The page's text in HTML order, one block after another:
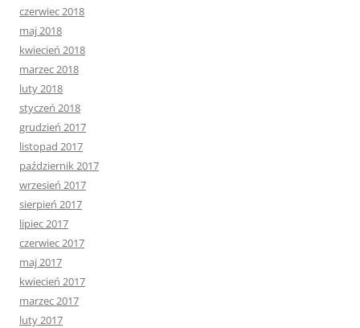
czerwiec 2018
maj 2018
kwiecień 2018
marzec 2018
luty 2018
styczeń 2018
grudzień 2017
listopad 2017
październik 2017
wrzesień 2017
sierpień 2017
lipiec 2017
czerwiec 2017
maj 2017
kwiecień 2017
marzec 2017
luty 2017